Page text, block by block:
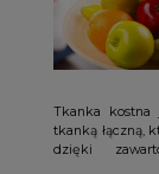
Tkanka kostna
tkanką łączną,
dzięki